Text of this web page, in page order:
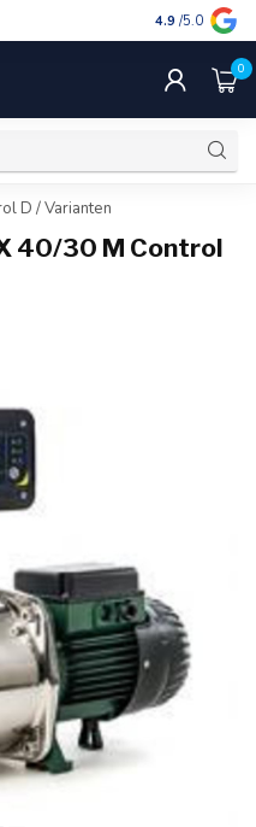
gratis
4.9 /5.0
0
D / Varianten
40/30 M Control